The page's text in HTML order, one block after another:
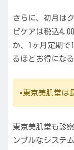
さらに、初月は
ビケアは税込
か、1ヶ月定期で
るほどお得にな
▪️東京美肌堂は
東京美肌堂も診
ンプルなシステム